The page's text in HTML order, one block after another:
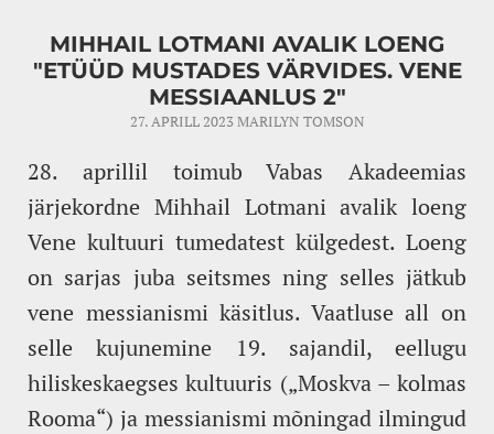
MIHHAIL LOTMANI AVALIK LOENG
"ETÜÜD MUSTADES VÄRVIDES. VENE
MESSIAANLUS 2"
27. APRILL 2023MARILYN TOMSON
28. aprillil toimub Vabas Akadeemias
järjekordne Mihhail Lotmani avalik loeng
Vene kultuuri tumedatest külgedest. Loeng
on sarjas juba seitsmes ning selles jätkub
vene messianismi käsitlus. Vaatluse all on
selle kujunemine 19. sajandil, eellugu
hiliskeskaegses kultuuris („Moskva – kolmas
Rooma“) ja messianismi mõningad ilmingud